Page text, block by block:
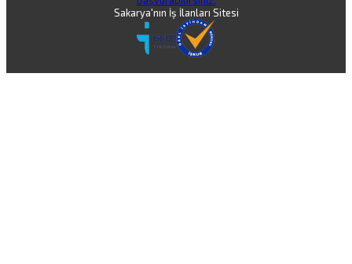
Sakarya'nın İş İlanları Sitesi